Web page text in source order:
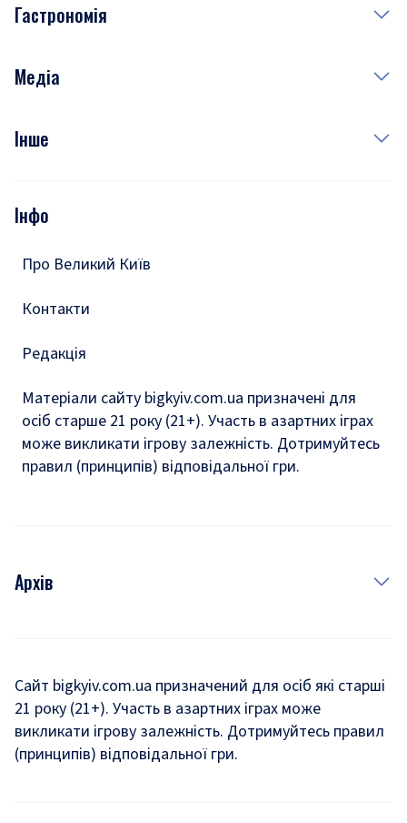
Субота
Краса
Гастрономія
Рецепти
Медіа
Фото
Подкасти
Інше
Тести
Інфо
Про Великий Київ
Контакти
Редакція
Матеріали сайту bigkyiv.com.ua призначені для
осіб старше 21 року (21+). Участь в азартних іграх
може викликати ігрову залежність. Дотримуйтесь
правил (принципів) відповідальної гри.
Архів
Комуналка
Хроніки війни
Сайт bigkyiv.com.ua призначений для осіб які старші
21 року (21+). Участь в азартних іграх може
викликати ігрову залежність. Дотримуйтесь правил
(принципів) відповідальної гри.